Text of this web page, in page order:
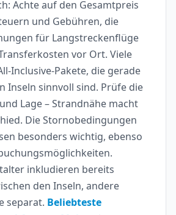
Achte auf den Gesamtpreis
und Gebühren, die
für Langstreckenflüge
vor Ort. Viele
Inclusive-Pakete, die gerade
Inseln sinnvoll sind. Prüfe die
Lage – Strandnähe macht
Die Stornobedingungen
besonders wichtig, ebenso
inkludieren bereits
den Inseln, andere
separat. Beliebteste